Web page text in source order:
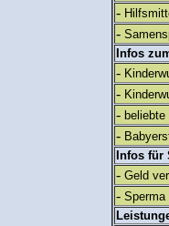
-
-
Infos
-
-
-
-
Infos für
- Geld
- Sperma